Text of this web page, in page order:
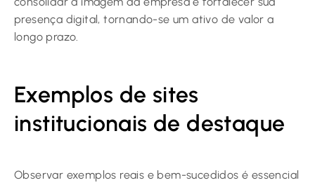
presença digital, tornando-se um ativo de valor a
longo prazo.
Exemplos de sites
institucionais de destaque
Observar exemplos reais e bem-sucedidos é essencial